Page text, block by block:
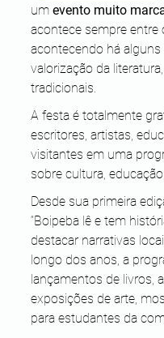
um evento muito
acontece sempre
acontecendo há
valorização da
tradicionais.
A festa é totalmente
escritores, artistas,
visitantes em uma
sobre cultura,
Desde sua primeira
“Boipeba lê e tem
destacar narrativas
longo dos anos, a
lançamentos de livros,
exposições de arte,
para estudantes da